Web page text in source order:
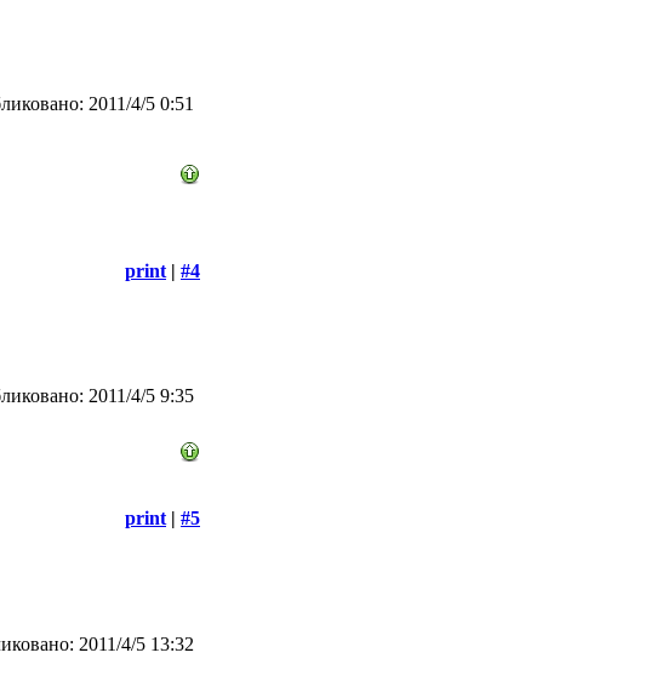
2011/4/5 0:51
print | #4
2011/4/5 9:35
print | #5
2011/4/5 13:32